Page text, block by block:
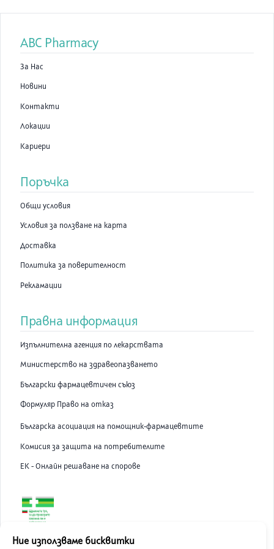
ABC Pharmacy
За Нас
Новини
Контакти
Локации
Кариери
Поръчка
Общи условия
Условия за ползване на карта
Доставка
Политика за поверителност
Рекламации
Правна информация
Изпълнителна агенция по лекарствата
Министерство на здравеопазването
Български фармацевтичен съюз
Формуляр Право на отказ
Българска асоциация на помощник-фармацевтите
Комисия за защита на потребителите
ЕК - Онлайн решаване на спорове
ABC Pharmacy онлайн аптека е лицензирана от Изпълнителна
Агенция по Лекарствата.
Ние използваме бисквитки